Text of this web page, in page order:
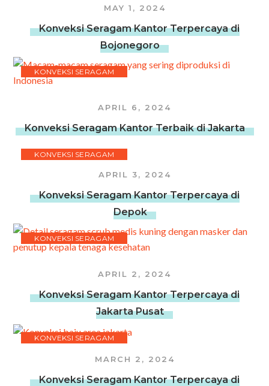
MAY 1, 2024
Konveksi Seragam Kantor Terpercaya di
Bojonegoro
KONVEKSI SERAGAM
APRIL 6, 2024
Konveksi Seragam Kantor Terbaik di Jakarta
KONVEKSI SERAGAM
APRIL 3, 2024
Konveksi Seragam Kantor Terpercaya di
Depok
KONVEKSI SERAGAM
APRIL 2, 2024
Konveksi Seragam Kantor Terpercaya di
Jakarta Pusat
KONVEKSI SERAGAM
MARCH 2, 2024
Konveksi Seragam Kantor Terpercaya di